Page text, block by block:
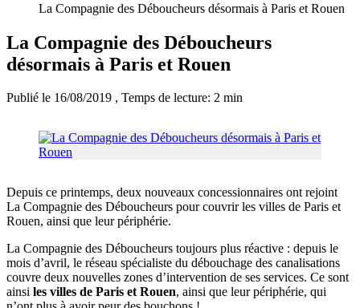
La Compagnie des Déboucheurs désormais à Paris et Rouen
La Compagnie des Déboucheurs
désormais à Paris et Rouen
Publié le 16/08/2019 , Temps de lecture: 2 min
Depuis ce printemps, deux nouveaux concessionnaires ont rejoint
La Compagnie des Déboucheurs pour couvrir les villes de Paris et
Rouen, ainsi que leur périphérie.
La Compagnie des Déboucheurs toujours plus réactive : depuis le
mois d’avril, le réseau spécialiste du débouchage des canalisations
couvre deux nouvelles zones d’intervention de ses services. Ce sont
ainsi les villes de Paris et Rouen, ainsi que leur périphérie, qui